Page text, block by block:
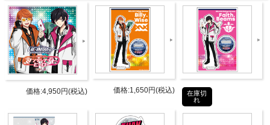
ジオCDvol.2です。
出演声優のヒーロー2人がラジオCDでも聴いているア
ナタを応援します！
DISC1にはラジオ配信開始2周年を記念し制作された
主題歌が収録されます。
新規録りおろしラジオでは、このラジオCDでしか聴
けない「マンデーナイトリーディング」はもちろん、
主題歌のあれが凄い！をお伝えします。
価格:4,950円(税込) 価格:1,650円(税込)
在庫切
れ